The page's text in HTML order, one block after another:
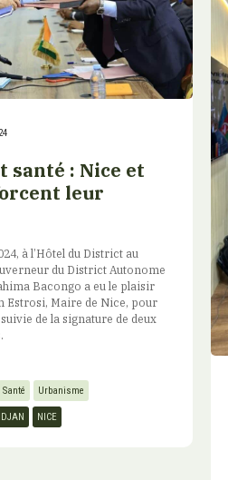
santé : Nice et
leur
à l’Hôtel du District au
du District Autonome
Bacongo a eu le plaisir
Estrosi, Maire de Nice, pour
de la signature de deux
Santé Urbanisme
NICE